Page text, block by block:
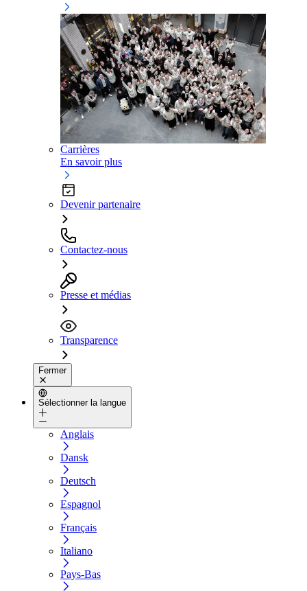
Carrières
En savoir plus
Devenir partenaire
Contactez-nous
Presse et médias
Transparence
Fermer
Sélectionner la langue
Anglais
Dansk
Deutsch
Espagnol
Français
Italiano
Pays-Bas